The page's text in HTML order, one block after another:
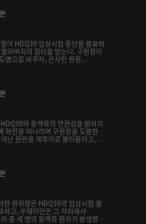
어 HDQ39 임상시험 중단을 발표하
아버지의 질타를 받는다. 구윈정이
병으로 바꾸자, 은사인 왕환...
와 동맥류의 연관성을 밝히지
화런을 떠나라며 구윈정을 도발한
난 원란을 제후이로 불러들이고,...
한 원위량은 HDQ39의 임상시험 결
하고, 쑤웨이안은 그 자리에서
중 세 명의 동맥류 환자가 발생했